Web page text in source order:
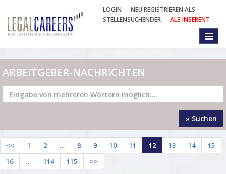
LOGIN
NEU REGISTRIEREN ALS
STELLENSUCHENDER
ALS INSERENT
ARBEITGEBER-NACHRICHTEN
» Suchen
<< 1 2 … 8 9 10 11 12 13 14
15
16
… 114 115 >>